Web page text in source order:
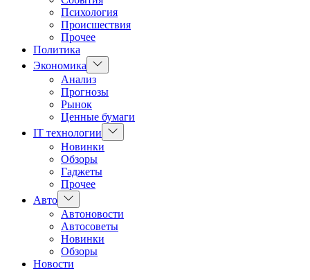
Психология
Происшествия
Прочее
Политика
Экономика
Показать
подменю
Анализ
Прогнозы
Рынок
Ценные бумаги
IT технологии
Показать
подменю
Новинки
Обзоры
Гаджеты
Прочее
Авто Показать
подменю
Автоновости
Автосоветы
Новинки
Обзоры
Новости